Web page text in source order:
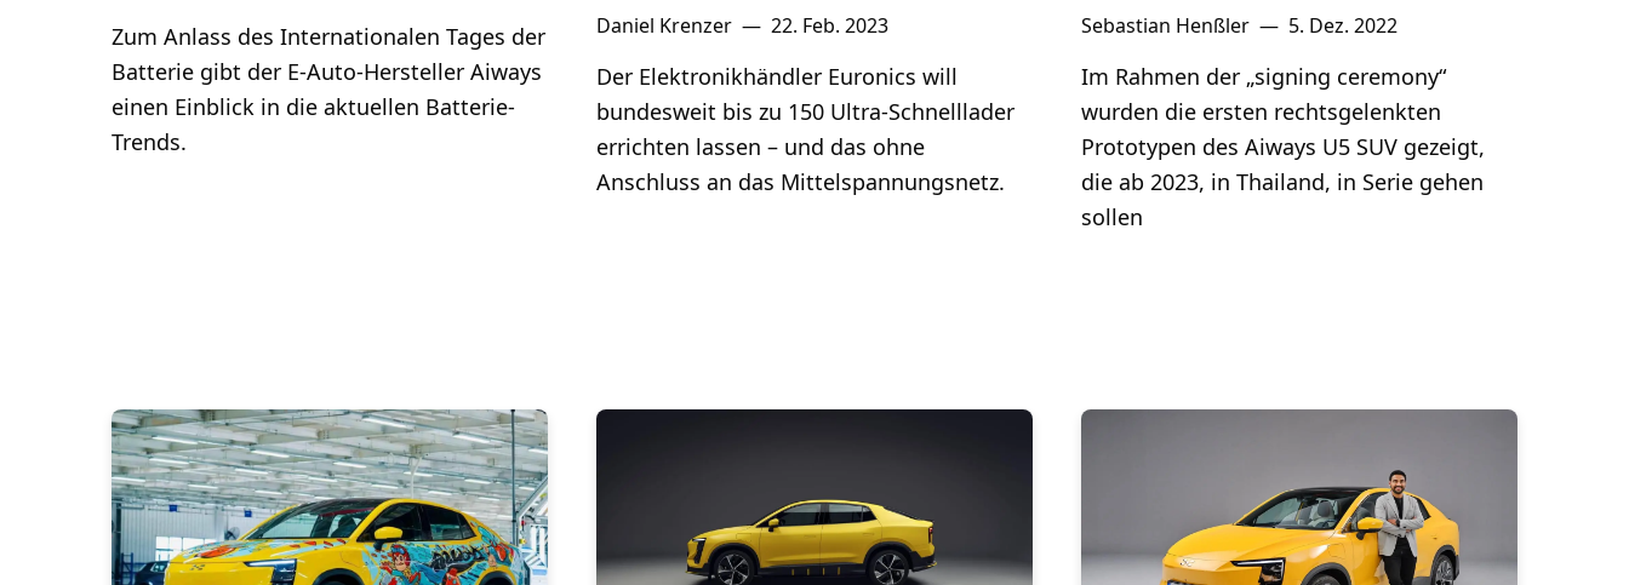
Zum Anlass des Internationalen Tages der
Batterie gibt der E-Auto-Hersteller Aiways
einen Einblick in die aktuellen Batterie-
Trends.
Daniel Krenzer — 22. Feb. 2023
Der Elektronikhändler Euronics will
bundesweit bis zu 150 Ultra-Schnelllader
errichten lassen – und das ohne
Anschluss an das Mittelspannungsnetz.
Sebastian Henßler — 5. Dez. 2022
Im Rahmen der „signing ceremony“
wurden die ersten rechtsgelenkten
Prototypen des Aiways U5 SUV gezeigt,
die ab 2023, in Thailand, in Serie gehen
sollen